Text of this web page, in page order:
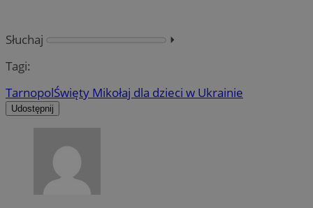
Słuchaj
⏵︎
Tagi:
TarnopolŚwięty Mikołaj dla dzieci w Ukrainie
Udostępnij